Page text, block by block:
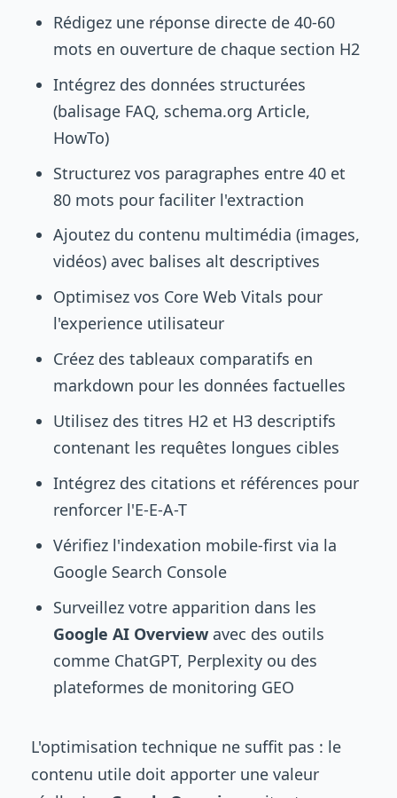
Rédigez une réponse directe de 40-60
mots en ouverture de chaque section H2
Intégrez des données structurées
(balisage FAQ, schema.org Article,
HowTo)
Structurez vos paragraphes entre 40 et
80 mots pour faciliter l'extraction
Ajoutez du contenu multimédia (images,
vidéos) avec balises alt descriptives
Optimisez vos Core Web Vitals pour
l'experience utilisateur
Créez des tableaux comparatifs en
markdown pour les données factuelles
Utilisez des titres H2 et H3 descriptifs
contenant les requêtes longues cibles
Intégrez des citations et références pour
renforcer l'E-E-A-T
Vérifiez l'indexation mobile-first via la
Google Search Console
Surveillez votre apparition dans les
Google AI Overview avec des outils
comme ChatGPT, Perplexity ou des
plateformes de monitoring GEO
L'optimisation technique ne suffit pas : le
contenu utile doit apporter une valeur